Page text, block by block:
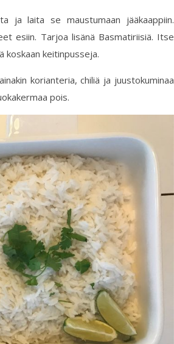
ja laita se maustumaan jääkaappiin.
esiin. Tarjoa lisänä Basmatiriisiä. Itse
koskaan keitinpusseja.
korianteria, chiliä ja juustokuminaa
pois.